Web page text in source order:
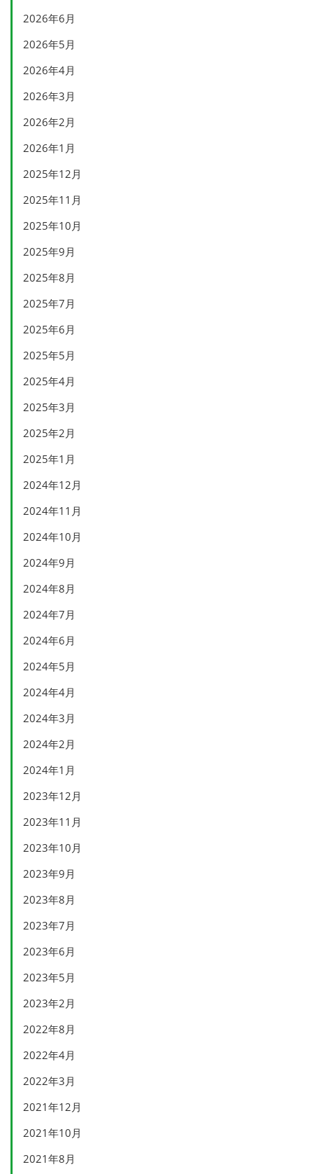
2026年6月
2026年5月
2026年4月
2026年3月
2026年2月
2026年1月
2025年12月
2025年11月
2025年10月
2025年9月
2025年8月
2025年7月
2025年6月
2025年5月
2025年4月
2025年3月
2025年2月
2025年1月
2024年12月
2024年11月
2024年10月
2024年9月
2024年8月
2024年7月
2024年6月
2024年5月
2024年4月
2024年3月
2024年2月
2024年1月
2023年12月
2023年11月
2023年10月
2023年9月
2023年8月
2023年7月
2023年6月
2023年5月
2023年2月
2022年8月
2022年4月
2022年3月
2021年12月
2021年10月
2021年8月